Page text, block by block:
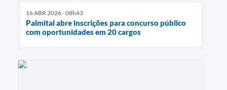
16 ABR 2026 - 08h43
Palmital abre inscrições para concurso público
com oportunidades em 20 cargos